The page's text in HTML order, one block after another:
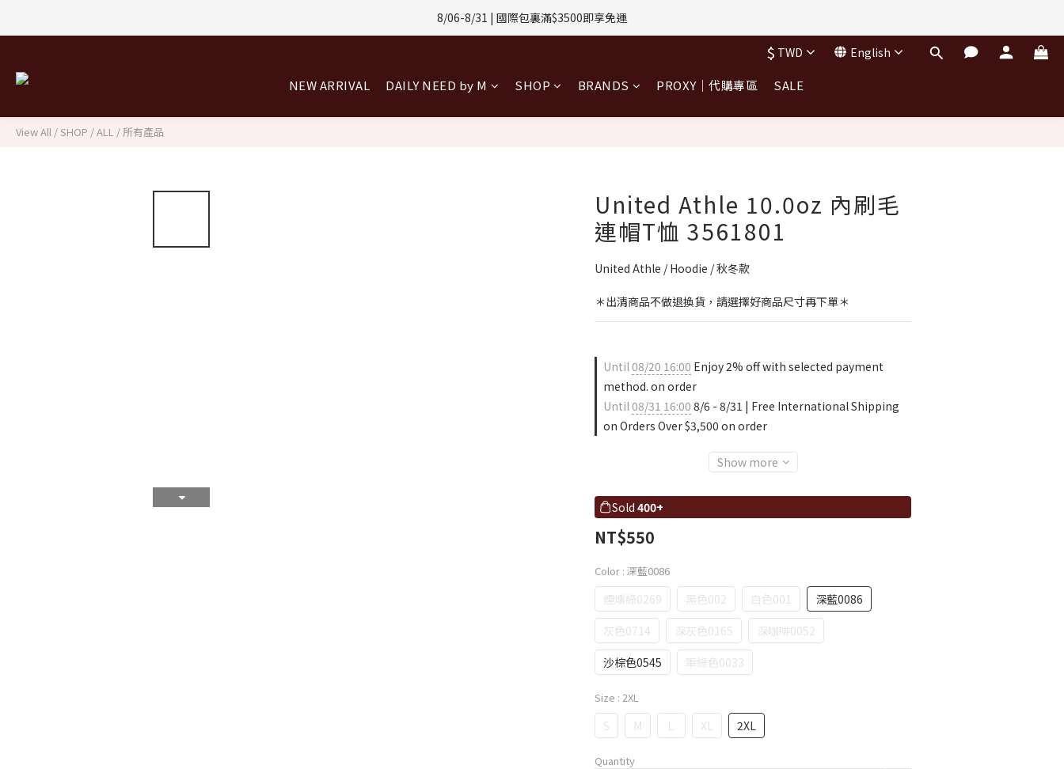
8/01-8/31 | 任選2件CUBOX正價商品 贈【威靈頓 / 波士頓墨鏡】(數量有限售完不補)
8/06-8/31 | 國際包裏滿$3500即享免運
8/01-8/31 | 任選2件CUBOX正價商品 贈【威靈頓 / 波士頓墨鏡】(數量有限售完不補)
$ TWD English
NEW ARRIVAL DAILY NEED by M SHOP BRANDS PROXY｜代購專區 SALE
View All /SHOP /ALL / 所有產品
United Athle 10.0oz 內刷毛
連帽T恤 3561801
United Athle / Hoodie / 秋冬款
＊出清商品不做退換貨，請選擇好商品尺寸再下單＊
Until08/20 16:00 Enjoy 2% off with selected payment
method. on order
Until08/31 16:00 8/6 - 8/31 | Free International Shipping
on Orders Over $3,500 on order
Show more
Sold 400+
NT$550
Color : 深藍0086
煙燻綠0269 黑色002 白色001
深藍0086
灰色0714
深灰色0165
深咖啡0052
沙棕色0545
軍綠色0033
Size : 2XL
S M Ｌ XL 2XL
Quantity